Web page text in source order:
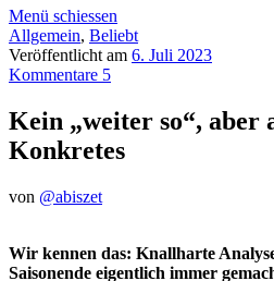
Menü schiessen
Allgemein, Beliebt
Veröffentlicht am 6. Juli 2023
Kommentare 5
Kein „weiter so“, aber
Konkretes
von @abiszet
Wir kennen das: Knallharte
Saisonende eigentlich immer